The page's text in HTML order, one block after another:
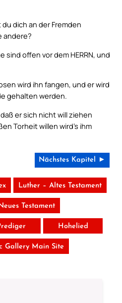
dich an der Fremden
andere?
sind offen vor dem HERRN, und
wird ihn fangen, und er wird
gehalten werden.
er sich nicht will ziehen
Torheit willen wird’s ihm
Nächstes Kapitel ►
Luther – Altes Testament
Testament
Hohelied
Gallery Main Site